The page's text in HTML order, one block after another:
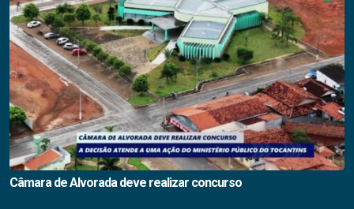
Câmara de Alvorada deve realizar concurso